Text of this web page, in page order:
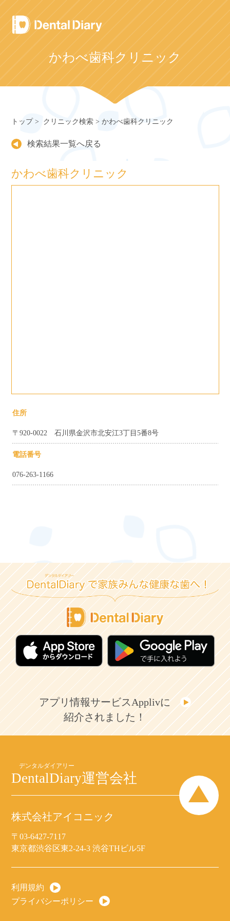
Skip
to
content
かわべ歯科クリニック
トップ クリニック検索 かわべ歯科クリニック
検索結果一覧へ戻る
かわべ歯科クリニック
住所
〒920-0022 石川県金沢市北安江3丁目5番8号
電話番号
076-263-1166
アプリ情報サービスApplivに
紹介されました！
DentalDiary運営会社
株式会社アイコニック
〒03-6427-7117
東京都渋谷区東2-24-3 渋谷THビル5F
利用規約
プライバシーポリシー